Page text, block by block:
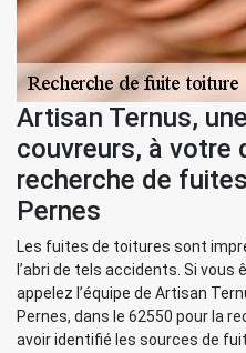
Artisan Ternus,
couvreurs, à votre
recherche de
Pernes
Les fuites de toitures sont
l’abri de tels accidents. Si
appelez l’équipe de Artisan
Pernes, dans le 62550 pour la
avoir identifié les sources de